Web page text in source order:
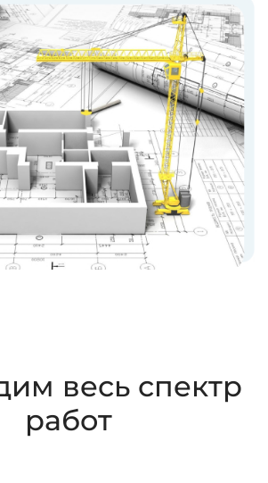
весь спектр
работ